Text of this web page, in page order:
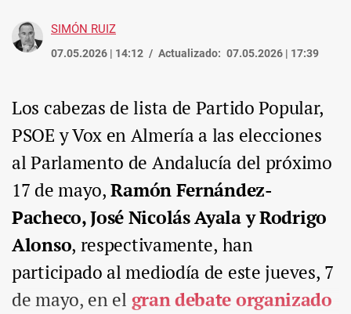
SIMÓN RUIZ
07.05.2026 | 14:12 Actualizado: 07.05.2026 | 17:39
Los cabezas de lista de Partido Popular,
PSOE y Vox en Almería a las elecciones
al Parlamento de Andalucía del próximo
17 de mayo,Ramón Fernández-
Pacheco, José Nicolás Ayala y Rodrigo
Alonso, respectivamente, han
participado al mediodía de este jueves, 7
de mayo, en el gran debate organizado